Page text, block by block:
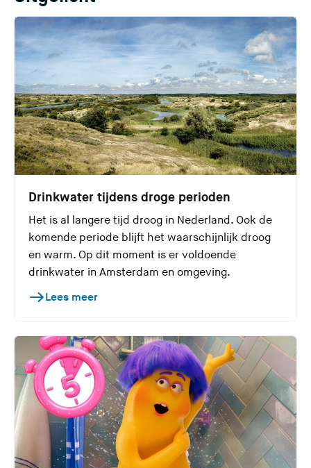
Drinkwater tijdens droge perioden
Het is al langere tijd droog in Nederland. Ook de
komende periode blijft het waarschijnlijk droog
en warm. Op dit moment is er voldoende
drinkwater in Amsterdam en omgeving.
Lees meer